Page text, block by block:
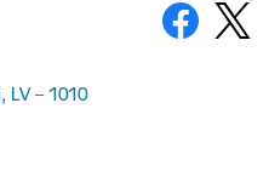
LV – 1010